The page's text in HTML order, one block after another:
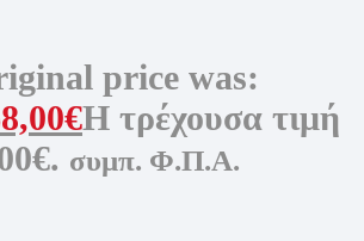
price was:
€Η τρέχουσα τιμή
συμπ. Φ.Π.Α.